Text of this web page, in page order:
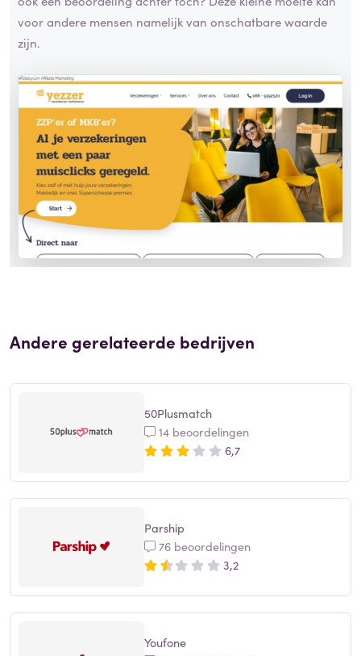
voor andere mensen namelijk van onschatbare waarde
zijn.
Andere gerelateerde bedrijven
50Plusmatch
14 beoordelingen
6,7
Parship
76 beoordelingen
3,2
Youfone